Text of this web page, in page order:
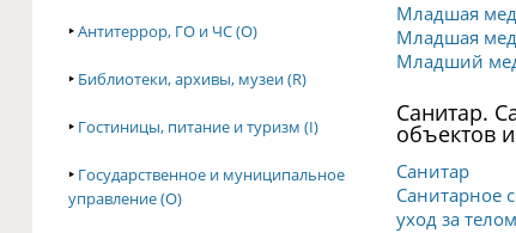
‣Антитеррор, ГО и ЧС (O)
‣ Библиотеки, архивы, музеи (R)
‣ Гостиницы, питание и туризм (I)
‣ Государственное и муниципальное
управление (O)
Младшая
Младшая
Младший
Санитар.
объектов
Санитар
Санитарное
уход за